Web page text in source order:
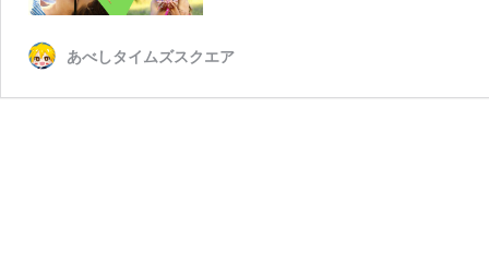
あべしタイムズスクエア